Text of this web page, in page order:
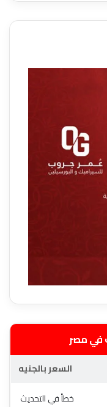
في مصر
السعر بالجنيه
خطأ في التحديث